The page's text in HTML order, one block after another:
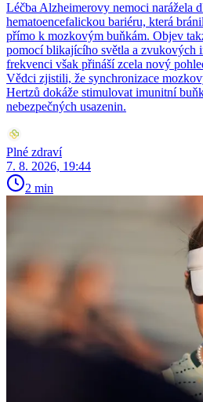
Léčba Alzheimerovy nemoci narážela
hematoencefalickou bariéru, která
přímo k mozkovým buňkám. Objev
pomocí blikajícího světla a zvukových
frekvenci však přináší zcela nový
Vědci zjistili, že synchronizace
Hertzů dokáže stimulovat imunitní
nebezpečných usazenin.
Plné zdraví
7. 8. 2026, 19:44
2 min